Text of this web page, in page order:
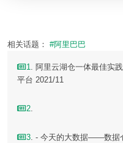
相关话题： #阿里巴巴
1. 阿里云湖仓一体最佳实
平台 2021/11
2.
3. - 今天的大数据——数据